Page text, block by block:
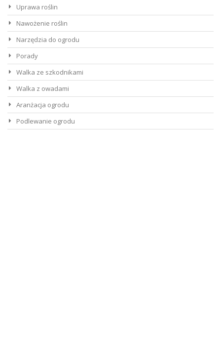
Uprawa roślin
Nawożenie roślin
Narzędzia do ogrodu
Porady
Walka ze szkodnikami
Walka z owadami
Aranżacja ogrodu
Podlewanie ogrodu